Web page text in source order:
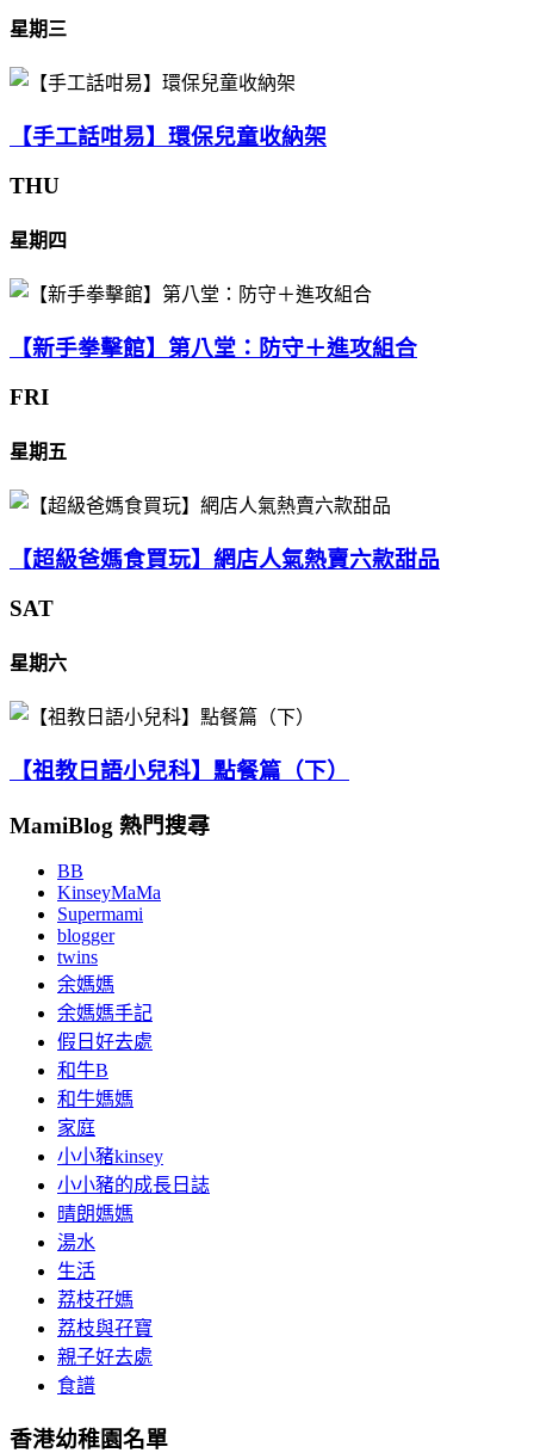
星期三
【手工話咁易】環保兒童收納架
THU
星期四
【新手拳擊館】第八堂：防守＋進攻組合
FRI
星期五
【超級爸媽食買玩】網店人氣熱賣六款甜品
SAT
星期六
【祖教日語小兒科】點餐篇（下）
MamiBlog 熱門搜尋
BB
KinseyMaMa
Supermami
blogger
twins
余媽媽
余媽媽手記
假日好去處
和牛B
和牛媽媽
家庭
小小豬kinsey
小小豬的成長日誌
晴朗媽媽
湯水
生活
荔枝孖媽
荔枝與孖寶
親子好去處
食譜
香港幼稚園名單